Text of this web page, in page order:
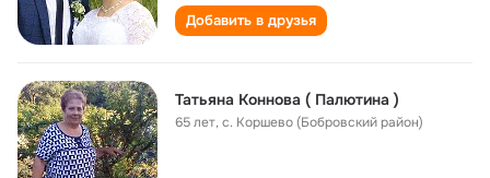
Добавить в друзья
Татьяна Коннова ( Палютина )
65 лет,с. Коршево (Бобровский район)